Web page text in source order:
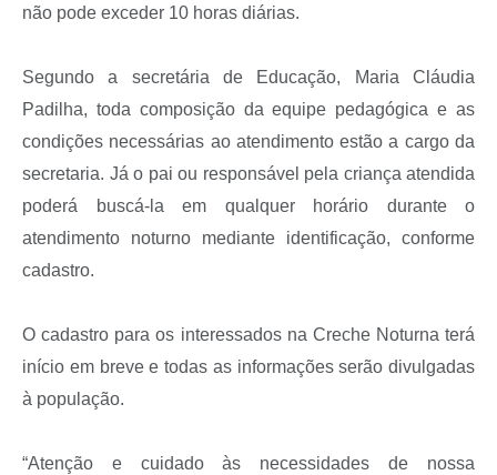
não pode exceder 10 horas diárias.
Segundo a secretária de Educação, Maria Cláudia
Padilha, toda composição da equipe pedagógica e as
condições necessárias ao atendimento estão a cargo da
secretaria. Já o pai ou responsável pela criança atendida
poderá buscá-la em qualquer horário durante o
atendimento noturno mediante identificação, conforme
cadastro.
O cadastro para os interessados na Creche Noturna terá
início em breve e todas as informações serão divulgadas
à população.
“Atenção e cuidado às necessidades de nossa